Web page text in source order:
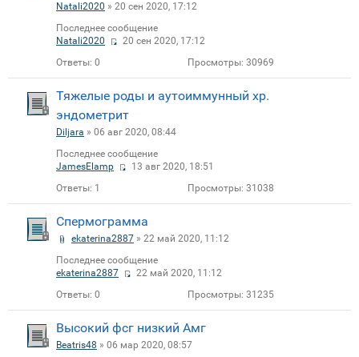
Natali2020 » 20 сен 2020, 17:12
Последнее сообщение
Natali2020
20 сен 2020, 17:12
Ответы: 0 Просмотры: 30969
Тяжелые роды и аутоиммунный хр.
эндометрит
Diljara » 06 авг 2020, 08:44
Последнее сообщение
JamesElamp
13 авг 2020, 18:51
Ответы: 1 Просмотры: 31038
Спермограмма
ekaterina2887 » 22 май 2020, 11:12
Последнее сообщение
ekaterina2887
22 май 2020, 11:12
Ответы: 0 Просмотры: 31235
Высокий фсг низкий Амг
Beatris48 » 06 мар 2020, 08:57